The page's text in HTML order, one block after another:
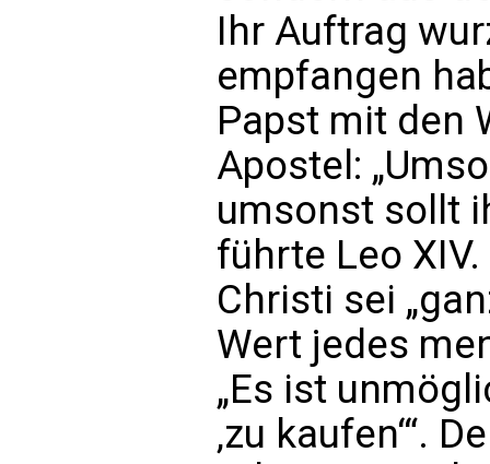
Ihr Auftrag
empfangen
Papst mit den
Apostel:
umsonst sollt
führte Leo
Christi sei
Wert jedes
„Es ist
‚zu kaufen‘“.